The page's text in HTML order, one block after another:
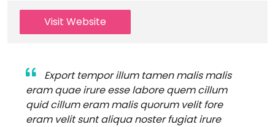
Visit Website
Export tempor illum tamen malis malis
eram quae irure esse labore quem cillum
quid cillum eram malis quorum velit fore
eram velit sunt aliqua noster fugiat irure